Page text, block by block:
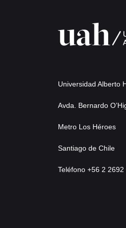
Universidad Alberto
Avda. Bernardo
Metro Los Héroes
Santiago de Chile
Teléfono +56 2 2692